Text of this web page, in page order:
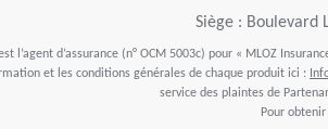
Siège : Boulevard
l’agent d’assurance (n° OCM 5003c) pour « MLOZ
et les conditions générales de chaque produit ici :
service des plaintes de
Pour